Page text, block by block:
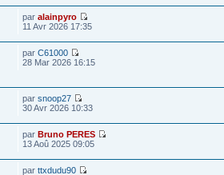
paralainpyro
11 Avr 2026 17:35
parC61000
28 Mar 2026 16:15
parsnoop27
30 Avr 2026 10:33
parBruno PERES
13 Aoû 2025 09:05
parttxdudu90